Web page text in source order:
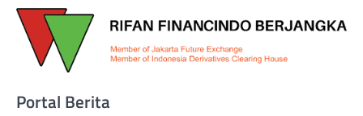
Portal Berita